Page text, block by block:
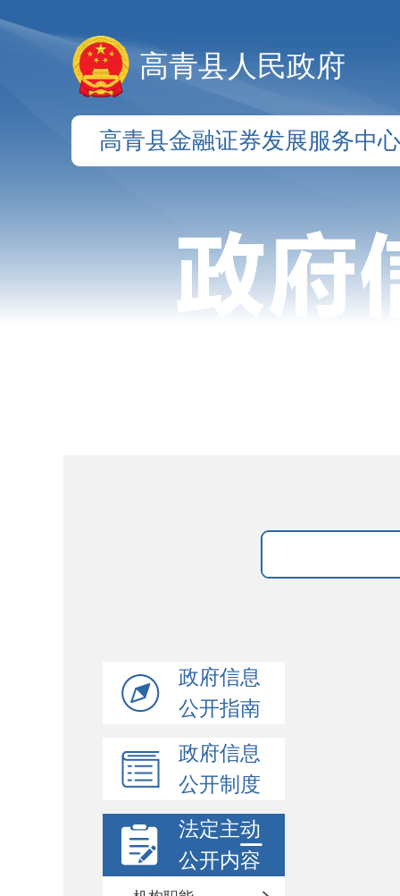
高青县人民政府
高青县金融证券发展服务中心
政府信息
公开指南
政府信息
公开制度
法定主动
公开内容